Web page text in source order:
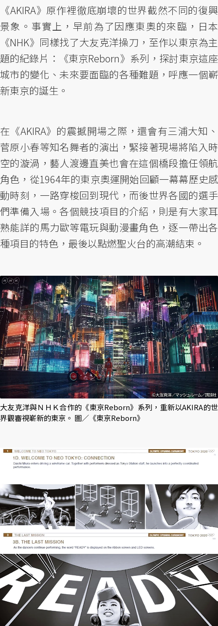
《AKIRA》原作裡徹底崩壞的世界截然不同的復興
景象。事實上，早前為了因應東奧的來臨，日本
《NHK》同樣找了大友克洋操刀，至作以東京為主
題的紀錄片：《東京Reborn》系列，探討東京這座
城市的變化、未來要面臨的各種難題，呼應一個嶄
新東京的誕生。
在《AKIRA》的震撼開場之際，還會有三浦大知、
菅原小春等知名舞者的演出，緊接著現場將陷入時
空的漩渦，藝人渡邊直美也會在這個橋段擔任領航
角色，從1964年的東京奧運開始回顧一幕幕歷史感
動時刻，一路穿梭回到現代，而後世界各國的選手
們準備入場。各個競技項目的介紹，則是有大家耳
熟能詳的馬力歐等電玩與動漫畫角色，逐一帶出各
種項目的特色，最後以點燃聖火台的高潮結束。
大友克洋與ＮＨＫ合作的《東京Reborn》系列，重新以AKIRA的世
界觀審視嶄新的東京。 圖／《東京Reborn》